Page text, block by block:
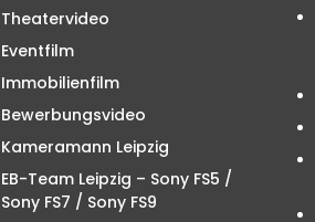
Theatervideo
Eventfilm
Immobilienfilm
Bewerbungsvideo
Kameramann Leipzig
EB-Team Leipzig – Sony FS5 /
Sony FS7 / Sony FS9